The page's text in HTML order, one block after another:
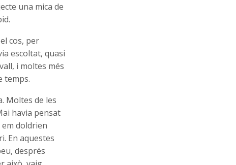
una mica de
cos, per
escoltat, quasi
i moltes més
temps.
Moltes de les
havia pensat
doldrien
En aquestes
després